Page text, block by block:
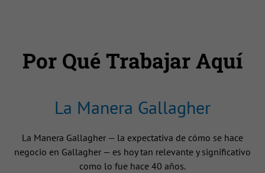
Por Qué Trabajar Aquí
La Manera Gallagher
La Manera Gallagher — la expectativa de cómo se hace
negocio en Gallagher — es hoy tan relevante y significativo
como lo fue hace 40 años.